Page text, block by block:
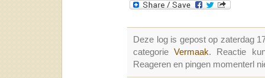
Deze log is gepost op zaterdag
categorieVermaak. Reactie
Reageren en pingen momenterl